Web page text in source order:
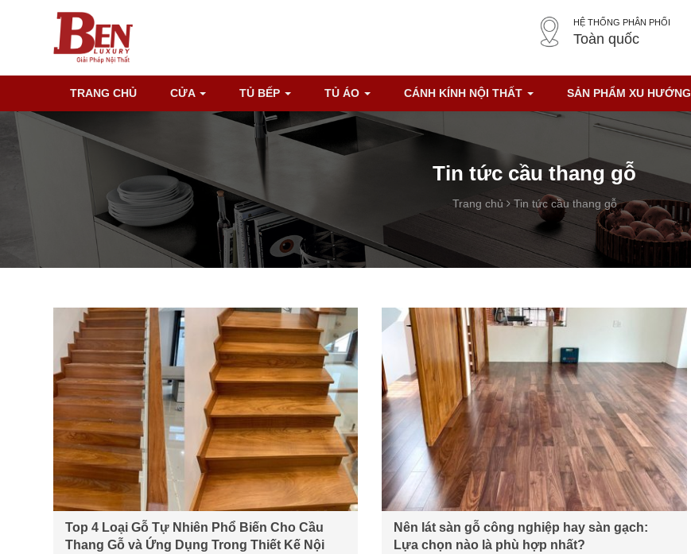
HỆ THỐNG PHÂN PHỐI
Toàn quốc
TRANG CHỦ CỬA TỦ BẾP TỦ ÁO CÁNH KÍNH NỘI THẤT SẢN PHẨM XU HƯỚNG
Tin tức cầu thang gỗ
Trang chủ Tin tức cầu thang gỗ
Top 4 Loại Gỗ Tự Nhiên Phổ Biến Cho Cầu
Thang Gỗ và Ứng Dụng Trong Thiết Kế Nội
Nên lát sàn gỗ công nghiệp hay sàn gạch:
Lựa chọn nào là phù hợp nhất?